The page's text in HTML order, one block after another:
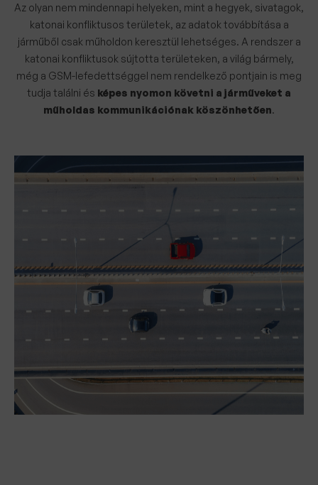
Az olyan nem mindennapi helyeken, mint a hegyek, sivatagok,
katonai konfliktusos területek, az adatok továbbítása a
járműből csak műholdon keresztül lehetséges. A rendszer a
katonai konfliktusok sújtotta területeken, a világ bármely,
még a GSM-lefedettséggel nem rendelkező pontjain is meg
tudja találni és képes nyomon követni a járműveket a
műholdas kommunikációnak köszönhetően.